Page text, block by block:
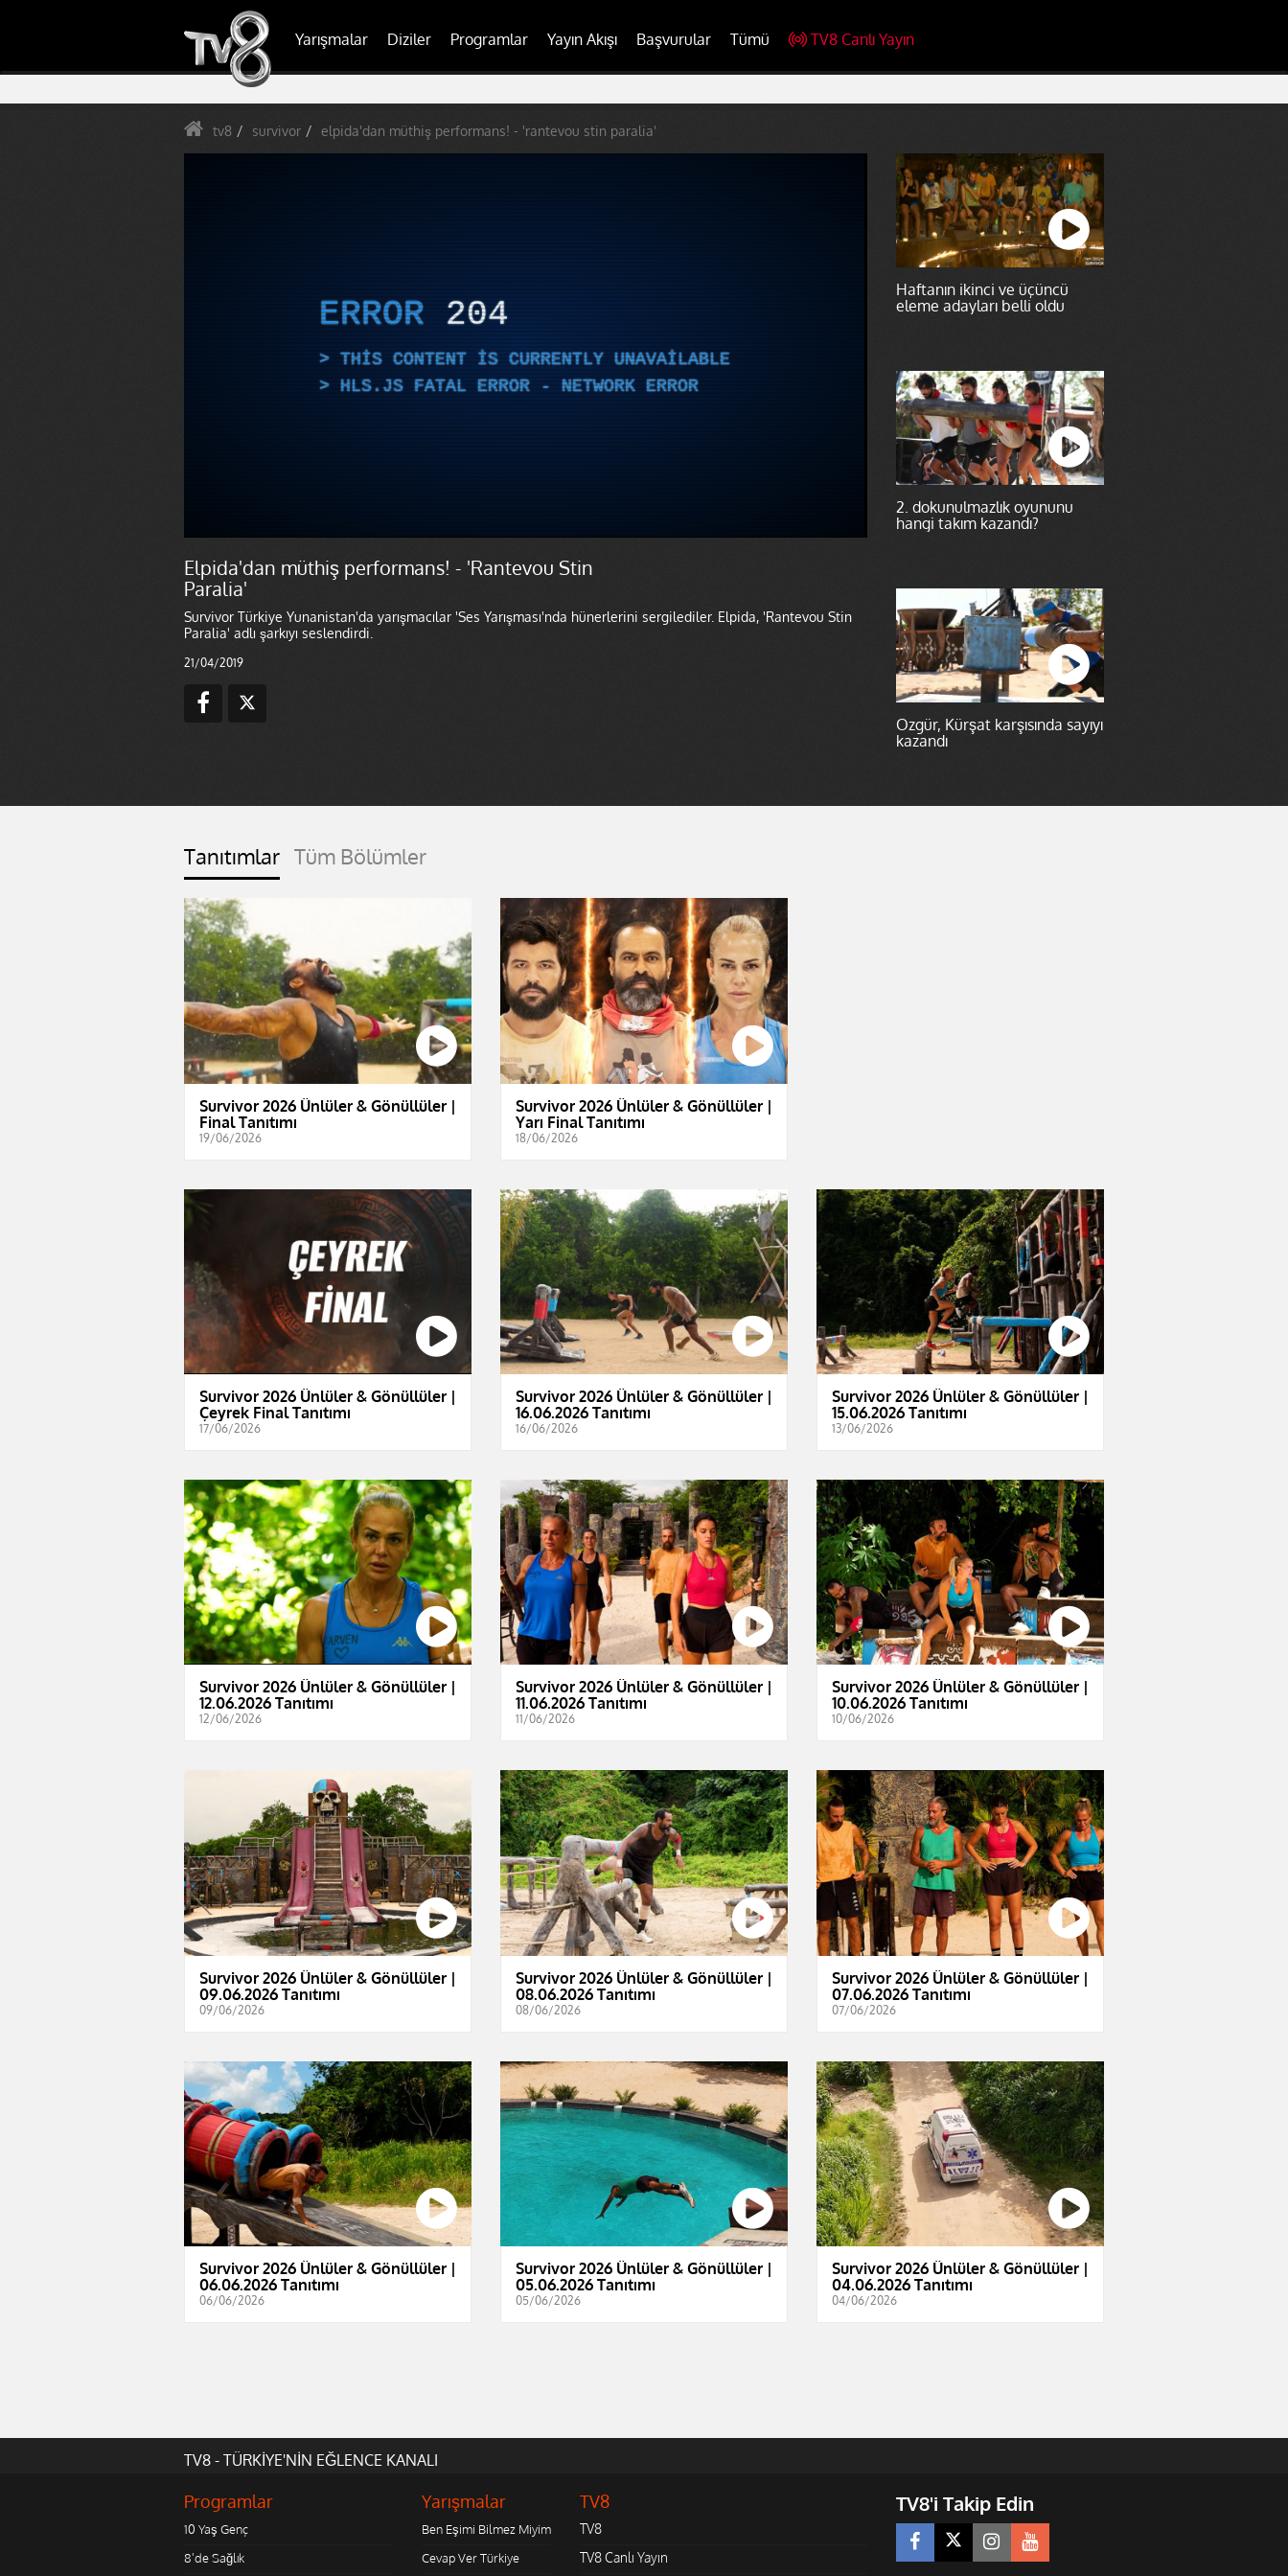
Yarışmalar Diziler Programlar Yayın Akışı Başvurular Tümü TV8 Canlı Yayın
tv8 survivor elpida'dan müthiş performans! - 'rantevou stin paralia'
ERROR 204
THIS CONTENT IS CURRENTLY UNAVAILABLE
HLS.JS FATAL ERROR - NETWORK ERROR
Elpida'dan müthiş performans! - 'Rantevou Stin
Paralia'
Survivor Türkiye Yunanistan'da yarışmacılar 'Ses Yarışması'nda hünerlerini sergilediler. Elpida, 'Rantevou Stin
Paralia' adlı şarkıyı seslendirdi.
21/04/2019
Haftanın ikinci ve üçüncü
eleme adayları belli oldu
2. dokunulmazlık oyununu
hangi takım kazandı?
Özgür, Kürşat karşısında sayıyı
kazandı
Tanıtımlar Tüm Bölümler
Survivor 2026 Ünlüler & Gönüllüler |
Final Tanıtımı
19/06/2026
Survivor 2026 Ünlüler & Gönüllüler |
Yarı Final Tanıtımı
18/06/2026
Survivor 2026 Ünlüler & Gönüllüler |
Çeyrek Final Tanıtımı
17/06/2026
Survivor 2026 Ünlüler & Gönüllüler |
16.06.2026 Tanıtımı
16/06/2026
Survivor 2026 Ünlüler & Gönüllüler |
15.06.2026 Tanıtımı
13/06/2026
Survivor 2026 Ünlüler & Gönüllüler |
12.06.2026 Tanıtımı
12/06/2026
Survivor 2026 Ünlüler & Gönüllüler |
11.06.2026 Tanıtımı
11/06/2026
Survivor 2026 Ünlüler & Gönüllüler |
10.06.2026 Tanıtımı
10/06/2026
Survivor 2026 Ünlüler & Gönüllüler |
09.06.2026 Tanıtımı
09/06/2026
Survivor 2026 Ünlüler & Gönüllüler |
08.06.2026 Tanıtımı
08/06/2026
Survivor 2026 Ünlüler & Gönüllüler |
07.06.2026 Tanıtımı
07/06/2026
Survivor 2026 Ünlüler & Gönüllüler |
06.06.2026 Tanıtımı
06/06/2026
Survivor 2026 Ünlüler & Gönüllüler |
05.06.2026 Tanıtımı
05/06/2026
Survivor 2026 Ünlüler & Gönüllüler |
04.06.2026 Tanıtımı
04/06/2026
TV8 - TÜRKİYE'NİN EĞLENCE KANALI
Programlar
10 Yaş Genç
8'de Sağlık
Yarışmalar
Ben Eşimi Bilmez Miyim
Cevap Ver Türkiye
TV8
TV8
TV8 Canlı Yayın
TV8'i Takip Edin